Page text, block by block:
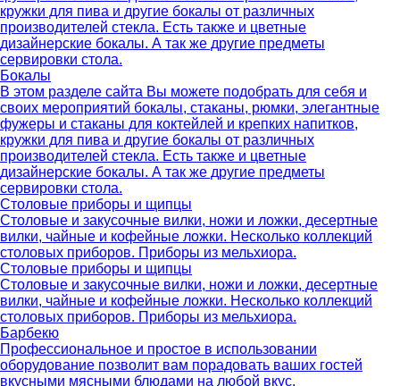
кружки для пива и другие бокалы от различных
производителей стекла. Есть также и цветные
дизайнерские бокалы. А так же другие предметы
сервировки стола.
Бокалы
В этом разделе сайта Вы можете подобрать для себя и
своих мероприятий бокалы, стаканы, рюмки, элегантные
фужеры и стаканы для коктейлей и крепких напитков,
кружки для пива и другие бокалы от различных
производителей стекла. Есть также и цветные
дизайнерские бокалы. А так же другие предметы
сервировки стола.
Столовые приборы и щипцы
Столовые и закусочные вилки, ножи и ложки, десертные
вилки, чайные и кофейные ложки. Несколько коллекций
столовых приборов. Приборы из мельхиора.
Столовые приборы и щипцы
Столовые и закусочные вилки, ножи и ложки, десертные
вилки, чайные и кофейные ложки. Несколько коллекций
столовых приборов. Приборы из мельхиора.
Барбекю
Профессиональное и простое в использовании
оборудование позволит вам порадовать ваших гостей
вкусными мясными блюдами на любой вкус.